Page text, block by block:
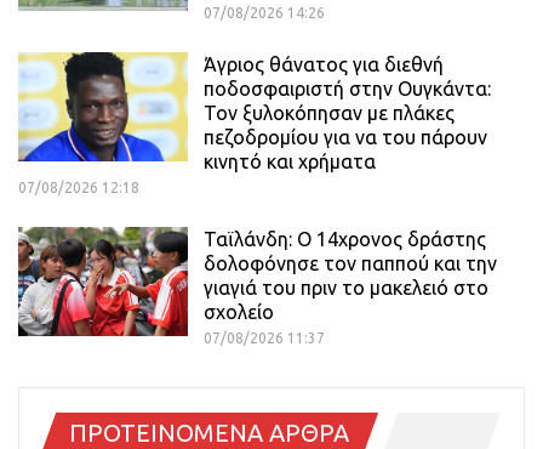
07/08/2026 14:26
Άγριος θάνατος για διεθνή
ποδοσφαιριστή στην Ουγκάντα:
Τον ξυλοκόπησαν με πλάκες
πεζοδρομίου για να του πάρουν
κινητό και χρήματα
07/08/2026 12:18
Ταϊλάνδη: Ο 14χρονος δράστης
δολοφόνησε τον παππού και την
γιαγιά του πριν το μακελειό στο
σχολείο
07/08/2026 11:37
ΠΡΟΤΕΙΝΟΜΕΝΑ ΑΡΘΡΑ